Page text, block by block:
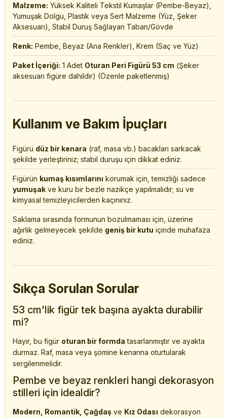
Malzeme: Yüksek Kaliteli Tekstil Kumaşlar (Pembe-Beyaz),
Yumuşak Dolgu, Plastik veya Sert Malzeme (Yüz, Şeker
Aksesuarı), Stabil Duruş Sağlayan Taban/Gövde
Renk: Pembe, Beyaz (Ana Renkler), Krem (Saç ve Yüz)
Paket İçeriği: 1 Adet Oturan Peri Figürü 53 cm (Şeker
aksesuarı figüre dahildir) (Özenle paketlenmiş)
Kullanım ve Bakım İpuçları
Figürü düz bir kenara (raf, masa vb.) bacakları sarkacak
şekilde yerleştiriniz; stabil duruşu için dikkat ediniz.
Figürün kumaş kısımlarını korumak için, temizliği sadece
yumuşak ve kuru bir bezle nazikçe yapılmalıdır; su ve
kimyasal temizleyicilerden kaçınınız.
Saklama sırasında formunun bozulmaması için, üzerine
ağırlık gelmeyecek şekilde geniş bir kutu içinde muhafaza
ediniz.
Sıkça Sorulan Sorular
53 cm'lik figür tek başına ayakta durabilir
mi?
Hayır, bu figür oturan bir formda tasarlanmıştır ve ayakta
durmaz. Raf, masa veya şömine kenarına oturtularak
sergilenmelidir.
Pembe ve beyaz renkleri hangi dekorasyon
stilleri için idealdir?
Modern, Romantik, Çağdaş ve Kız Odası dekorasyon